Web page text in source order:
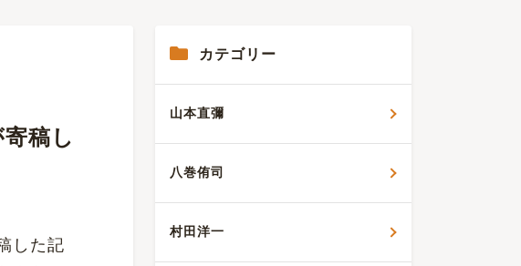
稿し
した記
カテゴリー
山本直彌
八巻侑司
村田洋一